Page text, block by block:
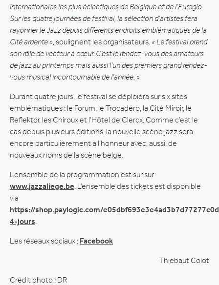
internationales les plus éclectiques de Belgique et de l’Euregio.
Sur les quatre journées de festival, la sélection d’artistes fera
rayonner le Jazz depuis différents endroits emblématiques de la
Cité ardente » , soulignent les organisateurs. « Le festival prend
son rôle de vecteur à cœur. C’est le rendez-vous des amateurs
de jazz au printemps mais aussi l’un des premiers grand rendez-
vous musical incontournable de l’année. »
Durant quatre jours, le festival se déploiera sur six sites
emblématiques : le Forum, le Trocadéro, la Cité Miroir, le
Reflektor, les Chiroux et l’Hôtel de Clercx. Comme c’est le
cas depuis plusieurs éditions, la nouvelle scène jazz sera
encore particulièrement à l’honneur avec, aussi, de
nouveaux noms de la scène belge.
L’ensemble de la programmation est sur sur
www.jazzaliege.be . L’ensemble des tickets est disponible
via
https://shop.paylogic.com/
4-jours
Les réseaux sociaux : Facebook
Thiebaut Colot
Crédit photo : DR